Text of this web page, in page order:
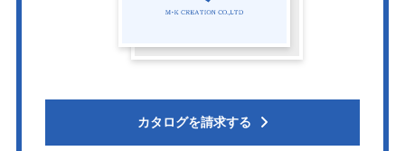
カタログを請求する